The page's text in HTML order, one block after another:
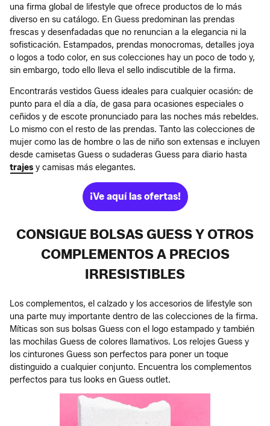
una firma global de lifestyle que ofrece productos de lo más
diverso en su catálogo. En Guess predominan las prendas
frescas y desenfadadas que no renuncian a la elegancia ni la
sofisticación. Estampados, prendas monocromas, detalles joya
o logos a todo color, en sus colecciones hay un poco de todo y,
sin embargo, todo ello lleva el sello indiscutible de la firma.
Encontrarás vestidos Guess ideales para cualquier ocasión: de
punto para el día a día, de gasa para ocasiones especiales o
ceñidos y de escote pronunciado para las noches más rebeldes.
Lo mismo con el resto de las prendas. Tanto las colecciones de
mujer como las de hombre o las de niño son extensas e incluyen
desde camisetas Guess o sudaderas Guess para diario hasta
trajes y camisas más elegantes.
¡Ve aquí las ofertas!
CONSIGUE BOLSAS GUESS Y OTROS
COMPLEMENTOS A PRECIOS
IRRESISTIBLES
Los complementos, el calzado y los accesorios de lifestyle son
una parte muy importante dentro de las colecciones de la firma.
Míticas son sus bolsas Guess con el logo estampado y también
las mochilas Guess de colores llamativos. Los relojes Guess y
los cinturones Guess son perfectos para poner un toque
distinguido a cualquier conjunto. Encuentra los complementos
perfectos para tus looks en Guess outlet.